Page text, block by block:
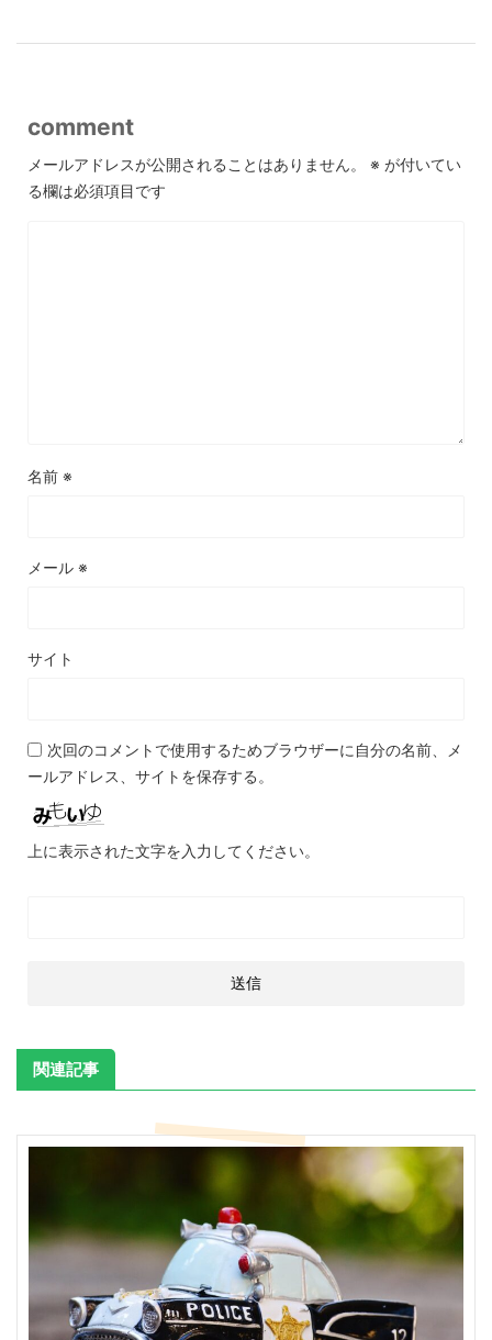
comment
メールアドレスが公開されることはありません。 ※ が付いてい
る欄は必須項目です
名前 ※
メール ※
サイト
次回のコメントで使用するためブラウザーに自分の名前、メ
ールアドレス、サイトを保存する。
上に表示された文字を入力してください。
関連記事